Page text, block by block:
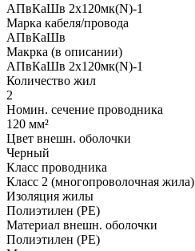
АПвКаШв 2x120мк(N)-1
Марка кабеля/провода
АПвКаШв
Макрка (в описании)
АПвКаШв 2x120мк(N)-1
Количество жил
2
Номин. сечение проводника
120 мм²
Цвет внешн. оболочки
Черный
Класс проводника
Класс 2 (многопроволочная жила)
Изоляция жилы
Полиэтилен (PE)
Материал внешн. оболочки
Полиэтилен (PE)